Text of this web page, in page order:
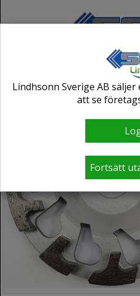
Lindhsonn Sverige AB
att se
Fortsätt